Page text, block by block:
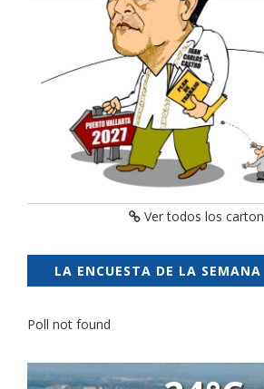
Ver todos los
LA ENCUESTA DE LA SEMANA
Poll not found